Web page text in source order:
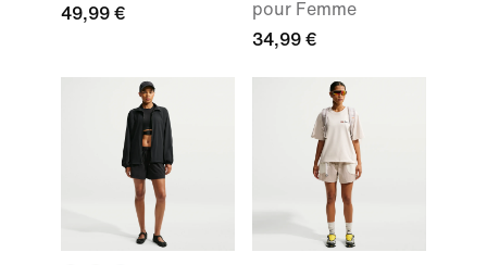
49,99 €
pour Femme
34,99 €